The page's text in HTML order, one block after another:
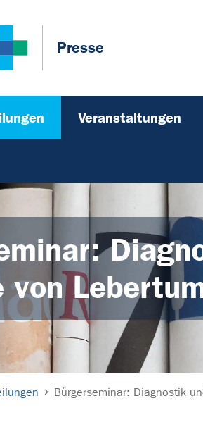
Presse
Veranstaltungen
von
Bürgerseminar: Diagnostik